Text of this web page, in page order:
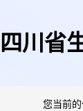
四川省
您当前的